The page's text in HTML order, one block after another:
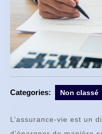
Categories: Non classé
L’assurance-vie est un